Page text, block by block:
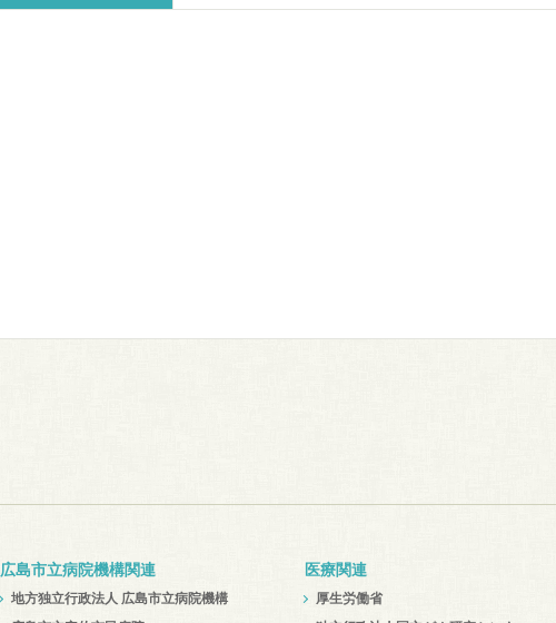
広島市立病院機構関連
地方独立行政法人 広島市立病院機構
医療関連
厚生労働省